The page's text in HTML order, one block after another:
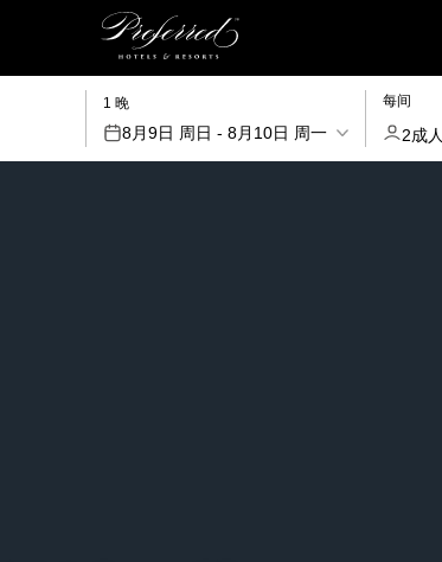
1 晚
8月9日 周日 - 8月10日 周一
每间
2成人